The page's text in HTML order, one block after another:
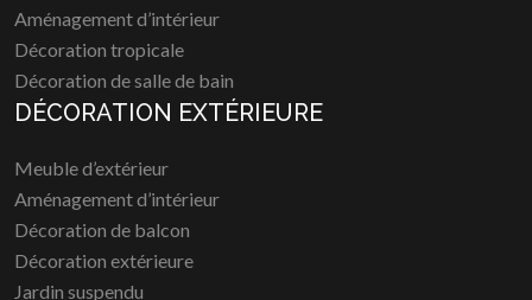
Aménagement d’intérieur
Décoration tropicale
Décoration de salle de bain
DÉCORATION EXTÉRIEURE
Meuble d’extérieur
Aménagement d’intérieur
Décoration de balcon
Décoration extérieure
Jardin suspendu